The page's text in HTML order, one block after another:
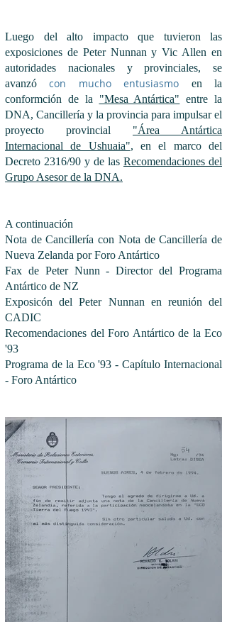
Luego del alto impacto que tuvieron las
exposiciones de Peter Nunnan y Vic Allen en
autoridades nacionales y provinciales,
se
avanzó
con mucho entusiasmo en la
conformción de la "Mesa Antártica" entre la
DNA, Cancillería y la provincia para impulsar el
proyecto provincial
"Área Antártica
Internacional de Ushuaia", en el marco del
Decreto 2316/90 y de las Recomendaciones del
Grupo Asesor de la DNA.
A continuación
Nota de Cancillería con Nota de Cancillería de
Nueva Zelanda por Foro Antártico
Fax de Peter Nunn - Director del Programa
Antártico de NZ
Exposicón del Peter Nunnan en reunión del
CADIC
Recomendaciones del Foro Antártico de la Eco
'93
Programa de la Eco '93 - Capítulo Internacional
- Foro Antártico